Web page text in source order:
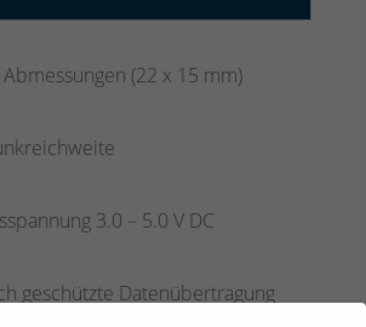
(22 x 15 mm)
3.0 – 5.0 V DC
geschützte Datenübertragung